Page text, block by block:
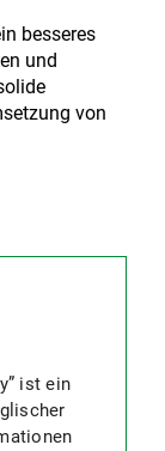
besseres
und
von
ist ein